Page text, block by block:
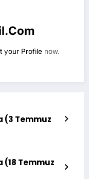
your Profile now.
(3 Temmuz
(18 Temmuz